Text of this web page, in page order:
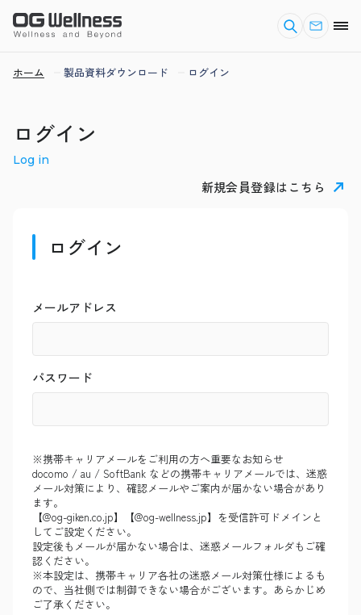
ホーム 製品資料ダウンロード ログイン
ログイン
Log in
新規会員登録はこちら
ログイン
メールアドレス
パスワード
※携帯キャリアメールをご利用の方へ重要なお知らせ
docomo / au / SoftBank などの携帯キャリアメールでは、迷惑
メール対策により、確認メールやご案内が届かない場合があり
ます。
【@og-giken.co.jp】【@og-wellness.jp】を受信許可ドメインと
してご設定ください。
設定後もメールが届かない場合は、迷惑メールフォルダもご確
認ください。
※本設定は、携帯キャリア各社の迷惑メール対策仕様によるも
ので、当社側では制御できない場合がございます。あらかじめ
ご了承ください。